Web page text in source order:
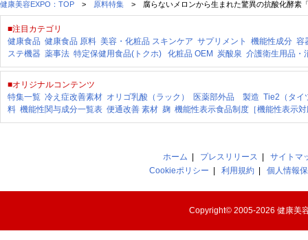
健康美容EXPO：TOP > 原料特集 > 腐らないメロンから生まれた驚異の抗酸化酵素
■注目カテゴリ
健康食品 健康食品 原料 美容・化粧品 スキンケア サプリメント 機能性成分 容
ステ機器 薬事法 特定保健用食品(トクホ) 化粧品 OEM 炭酸泉 介護衛生用品・
■オリジナルコンテンツ
特集一覧 冷え症改善素材 オリゴ乳酸（ラック） 医薬部外品 製造 Tie2（タイ
料 機能性関与成分一覧表 便通改善 素材 麹 機能性表示食品制度［機能性表示
ホーム | プレスリリース | サイトマ
Cookieポリシー | 利用規約| 個人情報
Copyright© 2005-2026 健康美